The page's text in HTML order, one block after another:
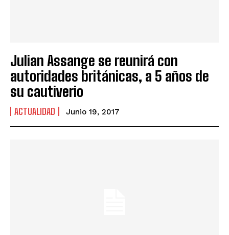
Julian Assange se reunirá con
autoridades británicas, a 5 años de
su cautiverio
ACTUALIDAD Junio 19, 2017